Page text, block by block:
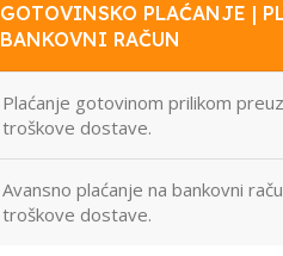
GOTOVINSKO PLAĆANJE |
BANKOVNI RAČUN
Plaćanje gotovinom prilikom
troškove dostave.
Avansno plaćanje na bankovni
troškove dostave.